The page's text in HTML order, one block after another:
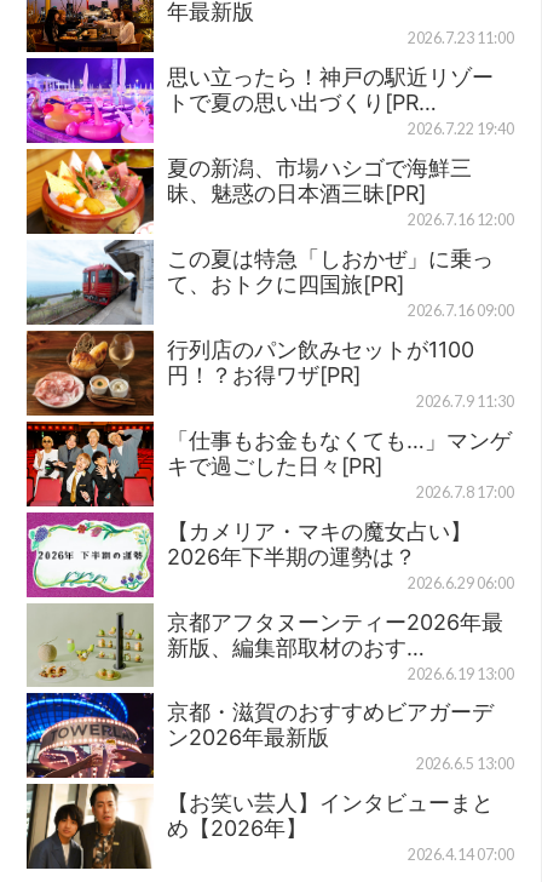
年最新版
2026.7.23 11:00
思い立ったら！神戸の駅近リゾー
トで夏の思い出づくり[PR…
2026.7.22 19:40
夏の新潟、市場ハシゴで海鮮三
昧、魅惑の日本酒三昧[PR]
2026.7.16 12:00
この夏は特急「しおかぜ」に乗っ
て、おトクに四国旅[PR]
2026.7.16 09:00
行列店のパン飲みセットが1100
円！？お得ワザ[PR]
2026.7.9 11:30
「仕事もお金もなくても…」マンゲ
キで過ごした日々[PR]
2026.7.8 17:00
【カメリア・マキの魔女占い】
2026年下半期の運勢は？
2026.6.29 06:00
京都アフタヌーンティー2026年最
新版、編集部取材のおす…
2026.6.19 13:00
京都・滋賀のおすすめビアガーデ
ン2026年最新版
2026.6.5 13:00
【お笑い芸人】インタビューまと
め【2026年】
2026.4.14 07:00